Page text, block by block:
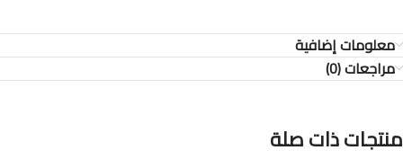
معلومات إضافية
مراجعات (0)
منتجات ذات صلة